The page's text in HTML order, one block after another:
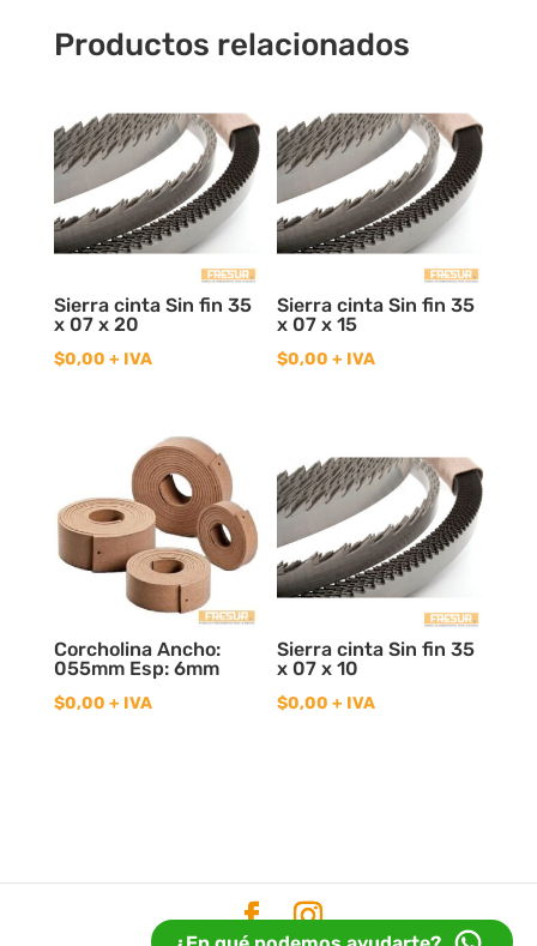
Productos relacionados
Sierra cinta Sin fin 35
x 07 x 20
$0,00 + IVA
Sierra cinta Sin fin 35
x 07 x 15
$0,00 + IVA
Corcholina Ancho:
055mm Esp: 6mm
$0,00 + IVA
Sierra cinta Sin fin 35
x 07 x 10
$0,00 + IVA